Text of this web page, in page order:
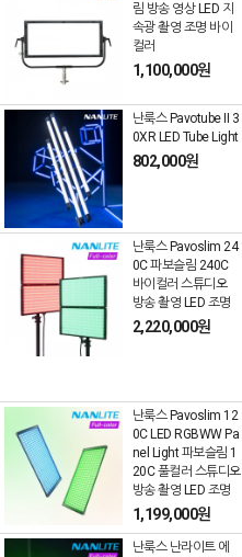
림 방송 영상 LED 지
속광 촬영 조명 바이
컬러
1,100,000원
난룩스 Pavotube II 3
0XR LED Tube Light
802,000원
난룩스 Pavoslim 24
0C 파보슬림 240C
바이컬러 스튜디오
방송 촬영 LED 조명
2,220,000원
난룩스 Pavoslim 12
0C LED RGBWW Pa
nel Light 파보슬림 1
20C 풀컬러 스튜디오
방송 촬영 LED 조명
1,199,000원
난룩스 난라이트 에